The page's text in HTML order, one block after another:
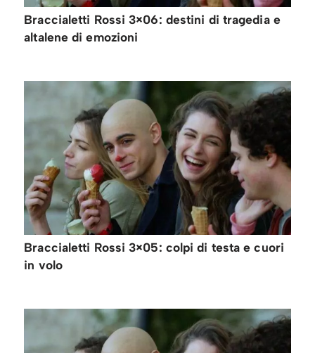
Braccialetti Rossi 3×06: destini di tragedia e
altalene di emozioni
Braccialetti Rossi 3×05: colpi di testa e cuori
in volo